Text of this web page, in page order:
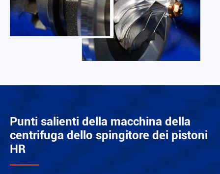
Punti salienti della macchina della
centrifuga dello spingitore dei pistoni
HR